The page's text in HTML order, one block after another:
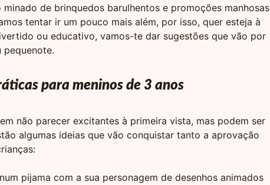
de brinquedos barulhentos e promoções
tentar ir um pouco mais além, por isso, quer esteja à
ou educativo, vamos-te dar sugestões que vão por
para meninos de 3 anos
não parecer excitantes à primeira vista, mas podem ser
algumas ideias que vão conquistar tanto a aprovação
pijama com a sua personagem de desenhos animados